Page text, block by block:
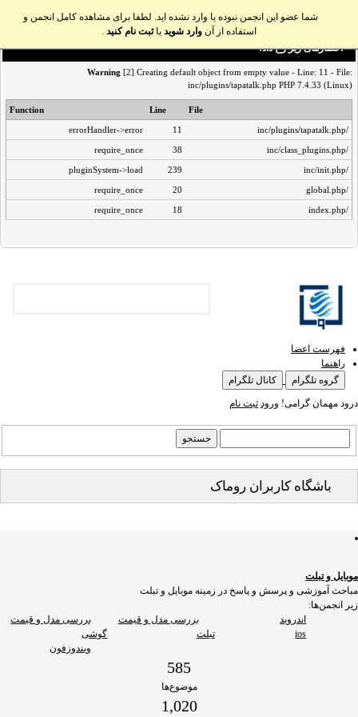
شما عضو این انجمن نبوده یا وارد نشده اید. لطفا برای مشاهده کامل انجمن و
استفاده از آن وارد شوید یاثبت نام کنید .
اخطار‌های زیر رخ داد:
Warning [2] Creating default object from empty value - Line: 11 - File:
inc/plugins/tapatalk.php PHP 7.4.33 (Linux)
File
Line
Function
/inc/plugins/tapatalk.php
11
errorHandler->error
/inc/class_plugins.php
38
require_once
/inc/init.php
239
pluginSystem->load
/global.php
20
require_once
/index.php
18
require_once
فهرست اعضا
راهنما
گروه تلگرام
کانال تلگرام
درود مهمان گرامی! ورود ثبت نام
باشگاه کاربران روماک
موبایل و تبلت
مباحث آموزشی و پرسش و پاسخ در زمینه موبایل و تبلت
زیر انجمن‌ها:
بررسی مدل و قیمت
گوشی
بررسی مدل و قیمت
تبلت
اندروید
ios
ویندوزفون
585
موضوع‌ها
1,020